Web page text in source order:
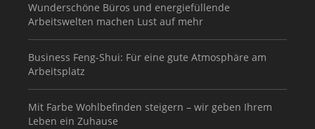
Wunderschöne Büros und energiefüllende
Arbeitswelten machen Lust auf mehr
Business Feng-Shui: Für eine gute Atmosphäre am
Arbeitsplatz
Mit Farbe Wohlbefinden steigern – wir geben Ihrem
Leben ein Zuhause